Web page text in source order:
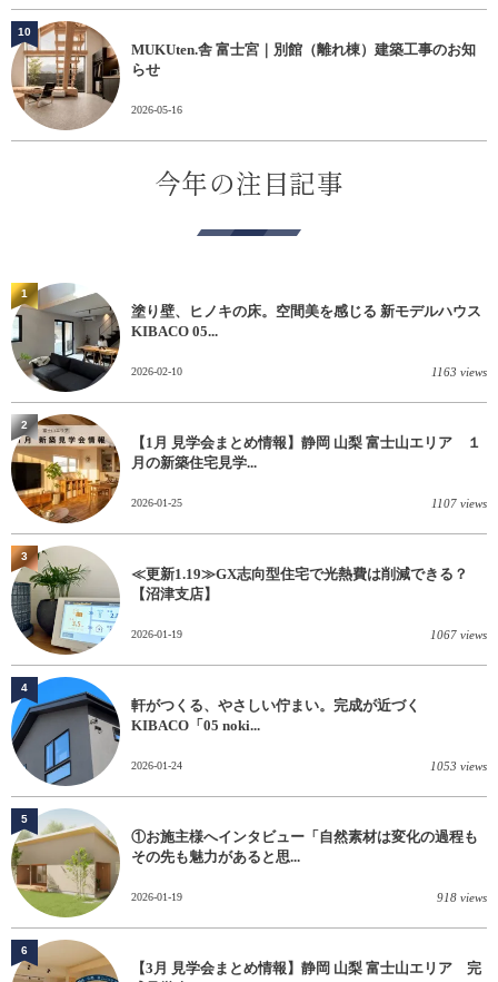
MUKUten.舎 富士宮｜別館（離れ棟）建築工事のお知
らせ
2026-05-16
10
今年の注目記事
塗り壁、ヒノキの床。空間美を感じる 新モデルハウス
KIBACO 05...
2026-02-10 1163 views
1
【1月 見学会まとめ情報】静岡 山梨 富士山エリア １
月の新築住宅見学...
2026-01-25 1107 views
2
≪更新1.19≫GX志向型住宅で光熱費は削減できる？
【沼津支店】
2026-01-19 1067 views
3
軒がつくる、やさしい佇まい。完成が近づく
KIBACO「05 noki...
2026-01-24 1053 views
4
①お施主様へインタビュー「自然素材は変化の過程も
その先も魅力があると思...
2026-01-19 918 views
5
【3月 見学会まとめ情報】静岡 山梨 富士山エリア 完
6